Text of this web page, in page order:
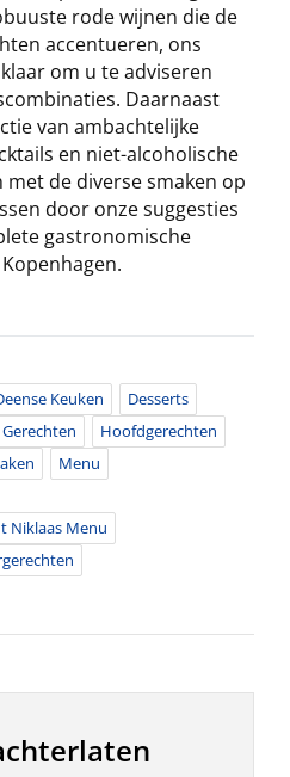
rode wijnen die de
accentueren, ons
om u te adviseren
Daarnaast
van ambachtelijke
en niet-alcoholische
de diverse smaken op
door onze suggesties
gastronomische
Keuken
Desserts
Hoofdgerechten
Menu
Niklaas Menu